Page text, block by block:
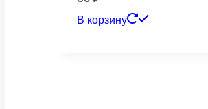
В корзину